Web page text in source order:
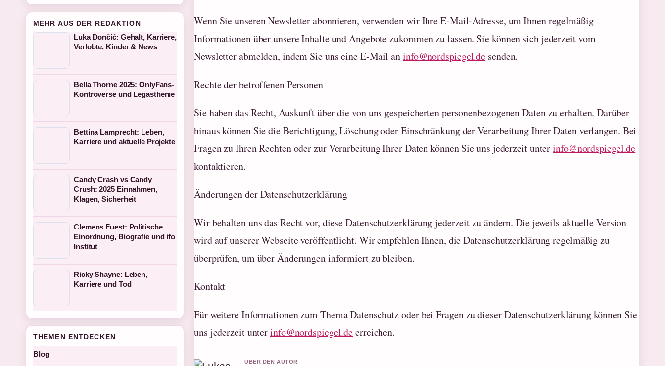
Wenn Sie unseren Newsletter abonnieren, verwenden wir Ihre E-Mail-Adresse, um Ihnen regelmäßig
Informationen über unsere Inhalte und Angebote zukommen zu lassen. Sie können sich jederzeit vom
Newsletter abmelden, indem Sie uns eine E-Mail aninfo@nordspiegel.de senden.
Rechte der betroffenen Personen
Sie haben das Recht, Auskunft über die von uns gespeicherten personenbezogenen Daten zu erhalten. Darüber
hinaus können Sie die Berichtigung, Löschung oder Einschränkung der Verarbeitung Ihrer Daten verlangen. Bei
Fragen zu Ihren Rechten oder zur Verarbeitung Ihrer Daten können Sie uns jederzeit unterinfo@nordspiegel.de
kontaktieren.
Änderungen der Datenschutzerklärung
Wir behalten uns das Recht vor, diese Datenschutzerklärung jederzeit zu ändern. Die jeweils aktuelle Version
wird auf unserer Webseite veröffentlicht. Wir empfehlen Ihnen, die Datenschutzerklärung regelmäßig zu
überprüfen, um über Änderungen informiert zu bleiben.
Kontakt
Für weitere Informationen zum Thema Datenschutz oder bei Fragen zu dieser Datenschutzerklärung können Sie
uns jederzeit unterinfo@nordspiegel.deerreichen.
UBER DEN AUTOR
MEHR AUS DER REDAKTION
Luka Dončić: Gehalt, Karriere,
Verlobte, Kinder & News
Bella Thorne 2025: OnlyFans-
Kontroverse und Legasthenie
Bettina Lamprecht: Leben,
Karriere und aktuelle Projekte
Candy Crash vs Candy
Crush: 2025 Einnahmen,
Klagen, Sicherheit
Clemens Fuest: Politische
Einordnung, Biografie und ifo
Institut
Ricky Shayne: Leben,
Karriere und Tod
THEMEN ENTDECKEN
Blog